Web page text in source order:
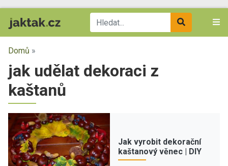
Domů »
jak udělat dekoraci z
kaštanů
Jak vyrobit dekorační
kaštanový věnec | DIY